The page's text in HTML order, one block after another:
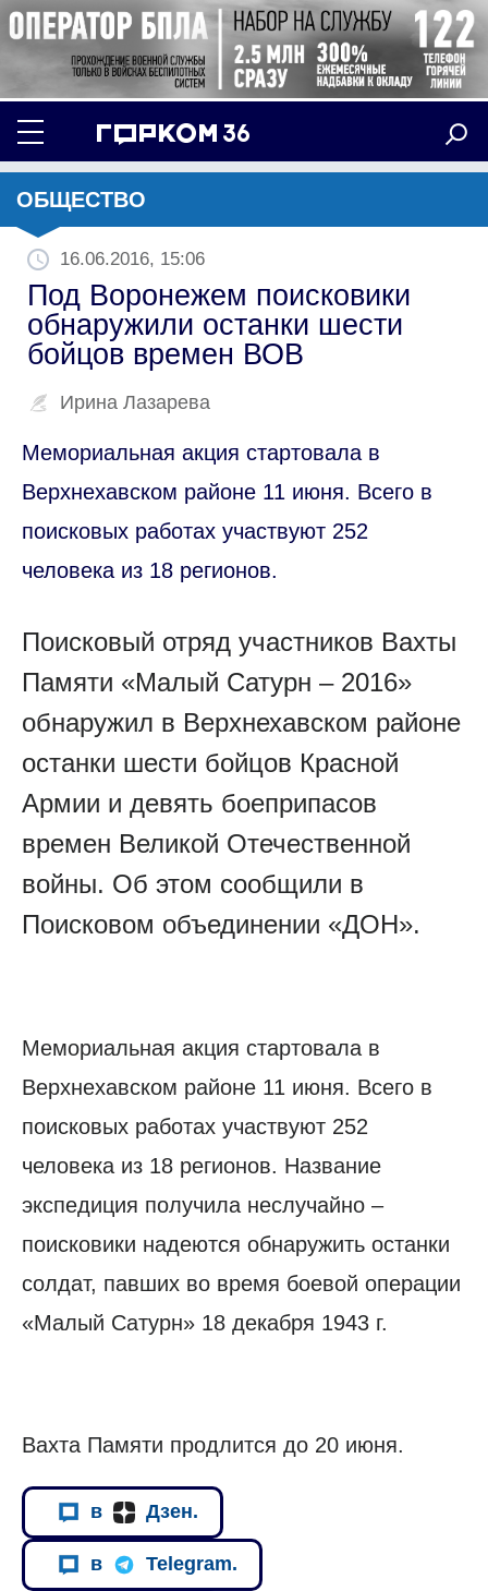
ОБЩЕСТВО
16.06.2016, 15:06
Под Воронежем поисковики
обнаружили останки шести
бойцов времен ВОВ
Ирина Лазарева
Мемориальная акция стартовала в
Верхнехавском районе 11 июня. Всего в
поисковых работах участвуют 252
человека из 18 регионов.
Поисковый отряд участников Вахты
Памяти «Малый Сатурн – 2016»
обнаружил в Верхнехавском районе
останки шести бойцов Красной
Армии и девять боеприпасов
времен Великой Отечественной
войны. Об этом сообщили в
Поисковом объединении «ДОН».
Мемориальная акция стартовала в
Верхнехавском районе 11 июня. Всего в
поисковых работах участвуют 252
человека из 18 регионов. Название
экспедиция получила неслучайно –
поисковики надеются обнаружить останки
солдат, павших во время боевой операции
«Малый Сатурн» 18 декабря 1943 г.
Вахта Памяти продлится до 20 июня.
в Дзен.
в Telegram.